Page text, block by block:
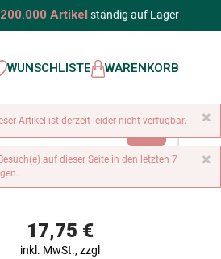
200.000 Artikel ständig auf Lager
WUNSCHLISTE WARENKORB
17,75 €
inkl. MwSt., zzgl
×
Artikel ist derzeit leider nicht verfügbar.
×
auf dieser Seite in den letzten 7